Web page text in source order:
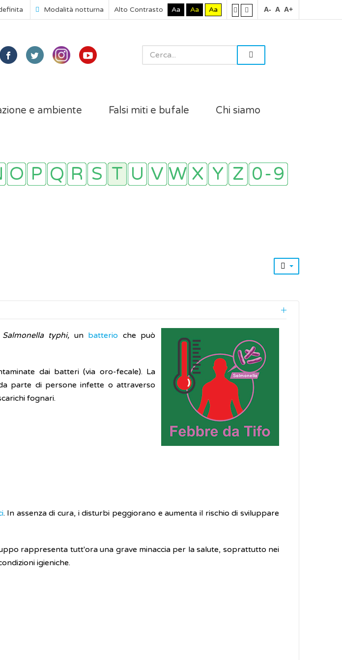
Modalità notturna Alto Contrasto Aa Aa Aa A- A A+
e ambiente Falsi miti e bufale Chi siamo
Salmonella typhi, un batterio che può
dai batteri (via oro-fecale). La
parte di persone infette o attraverso
fognari.
. In assenza di cura, i disturbi peggiorano e aumenta il rischio di sviluppare
rappresenta tutt'ora una grave minaccia per la salute, soprattutto nei
igieniche.